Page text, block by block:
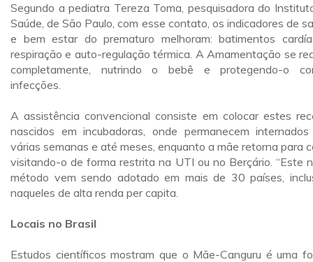
Segundo a pediatra Tereza Toma, pesquisadora do
Saúde, de São Paulo, com esse contato, os indicadores de
e bem estar do prematuro melhoram: batimentos
respiração e auto-regulação térmica. A Amamentação se
completamente, nutrindo o bebê e protegendo-o
infecções.
A assistência convencional consiste em colocar estes
nascidos em incubadoras, onde permanecem
várias semanas e até meses, enquanto a mãe retorna para
visitando-o de forma restrita na UTI ou no Berçário. “Este
método vem sendo adotado em mais de 30 países,
naqueles de alta renda per capita.
Locais no Brasil
Estudos científicos mostram que o Mãe-Canguru é uma